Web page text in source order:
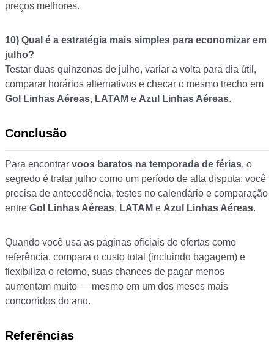
preços melhores.
10) Qual é a estratégia mais simples para economizar em
julho?
Testar duas quinzenas de julho, variar a volta para dia útil,
comparar horários alternativos e checar o mesmo trecho em
Gol Linhas Aéreas, LATAM e Azul Linhas Aéreas.
Conclusão
Para encontrar voos baratos na temporada de férias, o
segredo é tratar julho como um período de alta disputa: você
precisa de antecedência, testes no calendário e comparação
entre Gol Linhas Aéreas, LATAM e Azul Linhas Aéreas.
Quando você usa as páginas oficiais de ofertas como
referência, compara o custo total (incluindo bagagem) e
flexibiliza o retorno, suas chances de pagar menos
aumentam muito — mesmo em um dos meses mais
concorridos do ano.
Referências